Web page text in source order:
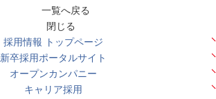
一覧へ戻る
閉じる
採用情報 トップページ
新卒採用ポータルサイト
オープンカンパニー
キャリア採用